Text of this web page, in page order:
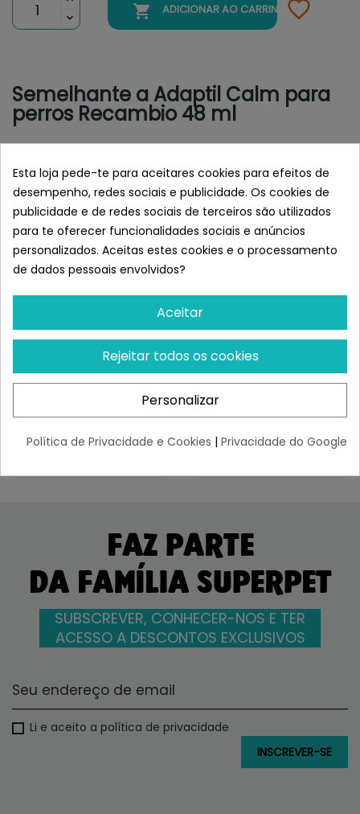
 ADICIONAR AO CARRINHO
Semelhante a Adaptil Calm para
perros Recambio 48 ml
Adaptil Calm Difusor Para
Perros + Recambio 48ml
¡Últimas produtos!
29,02 €
Adaptil Transport Spray
Antiestrés Para Perros
¡Últimas produtos!
27,14 €
FAZ PARTE
DA FAMÍLIA SUPERPET
SUBSCREVER, CONHECER-NOS E TER
ACESSO A DESCONTOS EXCLUSIVOS
Li e aceito a política de privacidade
Esta loja pede-te para aceitares cookies para efeitos de
desempenho, redes sociais e publicidade. Os cookies de
publicidade e de redes sociais de terceiros são utilizados
para te oferecer funcionalidades sociais e anúncios
personalizados. Aceitas estes cookies e o processamento
de dados pessoais envolvidos?
Aceitar
Rejeitar todos os cookies
Personalizar
Política de Privacidade e Cookies | Privacidade do Google